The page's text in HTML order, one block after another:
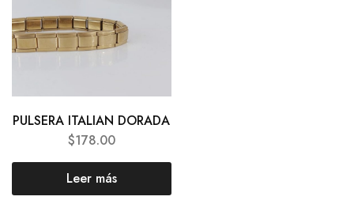
PULSERA ITALIAN DORADA
$178.00
Leer más